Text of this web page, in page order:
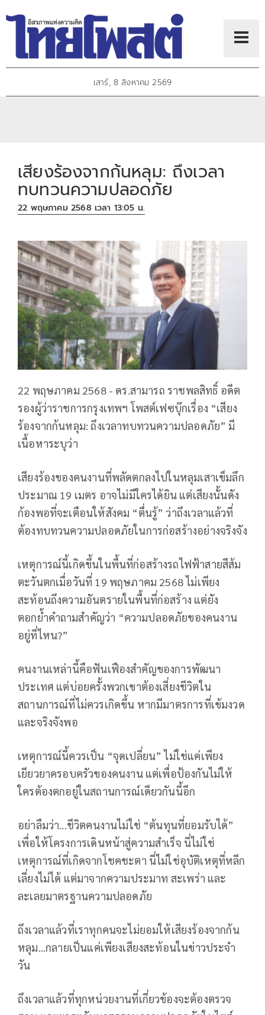
เสาร์, 8 สิงหาคม 2569
เสียงร้องจากก้นหลุม: ถึงเวลา
ทบทวนความปลอดภัย
22 พฤษภาคม 2568 เวลา 13:05 น.
22 พฤษภาคม 2568 - ดร.สามารถ ราชพลสิทธิ์ อดีต
รองผู้ว่าราชการกรุงเทพฯ โพสต์เฟซบุ๊กเรื่อง “เสียง
ร้องจากก้นหลุม: ถึงเวลาทบทวนความปลอดภัย” มี
เนื้อหาระบุว่า
เสียงร้องของคนงานที่พลัดตกลงไปในหลุมเสาเข็มลึก
ประมาณ 19 เมตร อาจไม่มีใครได้ยิน แต่เสียงนั้นดัง
ก้องพอที่จะเตือนให้สังคม “ตื่นรู้” ว่าถึงเวลาแล้วที่
ต้องทบทวนความปลอดภัยในการก่อสร้างอย่างจริงจัง
เหตุการณ์นี้เกิดขึ้นในพื้นที่ก่อสร้างรถไฟฟ้าสายสีส้ม
ตะวันตกเมื่อวันที่ 19 พฤษภาคม 2568 ไม่เพียง
สะท้อนถึงความอันตรายในพื้นที่ก่อสร้าง แต่ยัง
ตอกย้ำคำถามสำคัญว่า “ความปลอดภัยของคนงาน
อยู่ที่ไหน?”
คนงานเหล่านี้คือฟันเฟืองสำคัญของการพัฒนา
ประเทศ แต่บ่อยครั้งพวกเขาต้องเสี่ยงชีวิตใน
สถานการณ์ที่ไม่ควรเกิดขึ้น หากมีมาตรการที่เข้มงวด
และจริงจังพอ
เหตุการณ์นี้ควรเป็น “จุดเปลี่ยน” ไม่ใช่แค่เพียง
เยียวยาครอบครัวของคนงาน แต่เพื่อป้องกันไม่ให้
ใครต้องตกอยู่ในสถานการณ์เดียวกันนี้อีก
อย่าลืมว่า...ชีวิตคนงานไม่ใช่ “ต้นทุนที่ยอมรับได้”
เพื่อให้โครงการเดินหน้าสู่ความสำเร็จ นี่ไม่ใช่
เหตุการณ์ที่เกิดจากโชคชะตา นี่ไม่ใช่อุบัติเหตุที่หลีก
เลี่ยงไม่ได้ แต่มาจากความประมาท สะเพร่า และ
ละเลยมาตรฐานความปลอดภัย
ถึงเวลาแล้วที่เราทุกคนจะไม่ยอมให้เสียงร้องจากก้น
หลุม...กลายเป็นแค่เพียงเสียงสะท้อนในข่าวประจำ
วัน
ถึงเวลาแล้วที่ทุกหน่วยงานที่เกี่ยวข้องจะต้องตรวจ